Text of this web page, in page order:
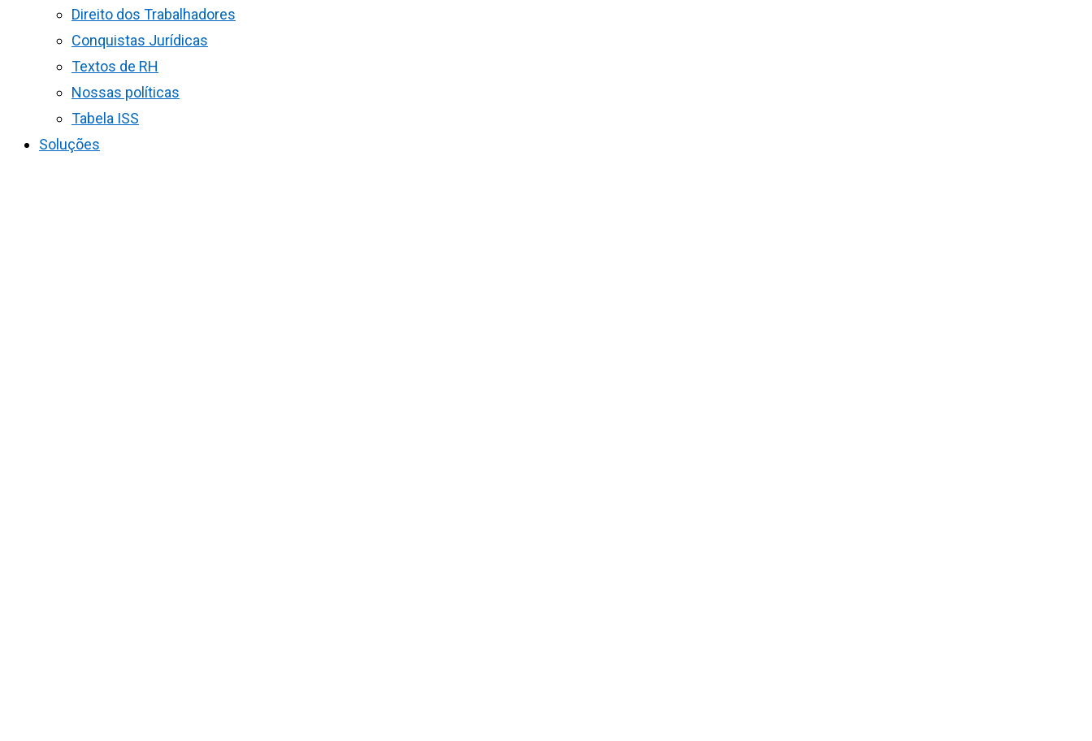
Direito dos Trabalhadores
Conquistas Jurídicas
Textos de RH
Nossas políticas
Tabela ISS
Soluções